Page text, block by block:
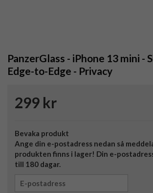
PanzerGlass - iPhone 13 mini -
Edge-to-Edge - Privacy
299 kr
Bevaka produkt
Ange din e-postadress nedan så
produkten finns i lager! Din e-
till 180 dagar.